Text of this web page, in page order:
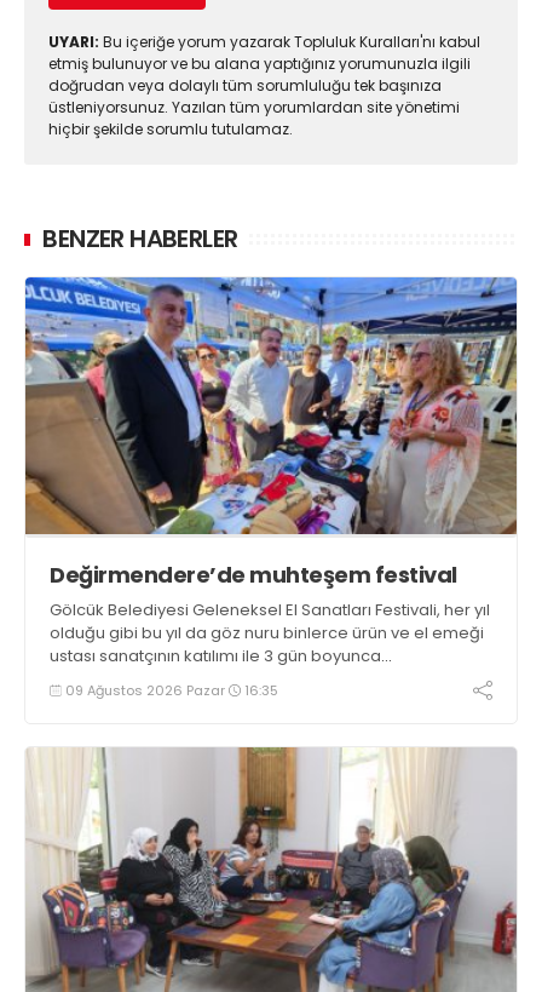
UYARI: Bu içeriğe yorum yazarak Topluluk Kuralları'nı kabul
etmiş bulunuyor ve bu alana yaptığınız yorumunuzla ilgili
doğrudan veya dolaylı tüm sorumluluğu tek başınıza
üstleniyorsunuz. Yazılan tüm yorumlardan site yönetimi
hiçbir şekilde sorumlu tutulamaz.
BENZER HABERLER
Değirmendere’de muhteşem festival
Gölcük Belediyesi Geleneksel El Sanatları Festivali, her yıl
olduğu gibi bu yıl da göz nuru binlerce ürün ve el emeği
ustası sanatçının katılımı ile 3 gün boyunca
Değirmendere İskele meydanında gerçekleştirildi
09 Ağustos 2026 Pazar 16:35